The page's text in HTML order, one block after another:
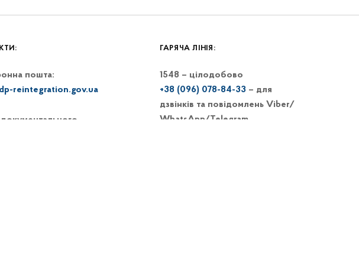
пошта:
reintegration.gov.ua
документального
ГАРЯЧА ЛІНІЯ:
1548 – цілодобово
+38 (096) 078-84-33 – для
дзвінків та повідомлень Viber/
WhatsApp/Telegram